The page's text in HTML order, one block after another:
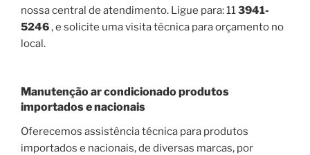
nossa central de atendimento. Ligue para: 113941-
5246, e solicite uma visita técnica para orçamento no
local.
Manutenção ar condicionado produtos
importados e nacionais
Oferecemos assistência técnica para produtos
importados e nacionais, de diversas marcas, por